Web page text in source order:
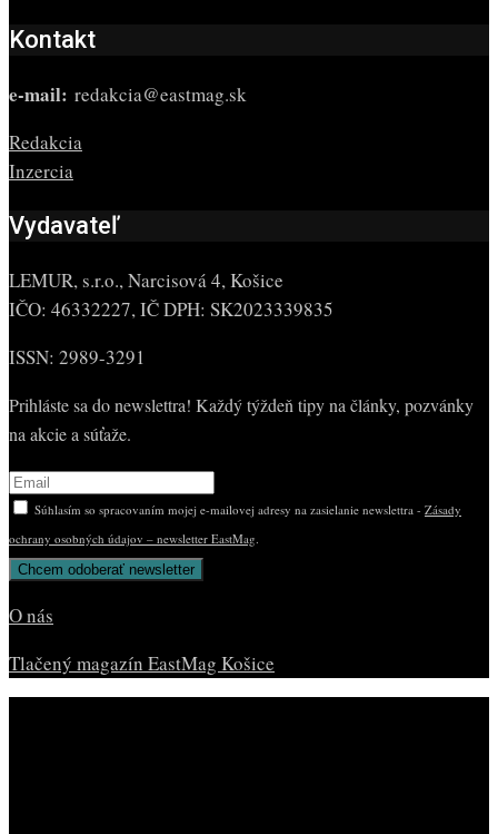
Kontakt
e-mail: redakcia@eastmag.sk
Redakcia
Inzercia
Vydavateľ
LEMUR, s.r.o., Narcisová 4, Košice
IČO: 46332227, IČ DPH: SK2023339835
ISSN: 2989-3291
Prihláste sa do newslettra! Každý týždeň tipy na články, pozvánky
na akcie a súťaže.
Súhlasím so spracovaním mojej e-mailovej adresy na zasielanie newslettra - Zásady
ochrany osobných údajov – newsletter EastMag.
O nás
Tlačený magazín EastMag Košice